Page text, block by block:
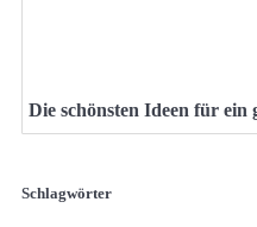
Die schönsten Ideen für ein
Schlagwörter